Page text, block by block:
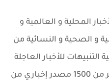
المحلية و العالمية و
و الصحية و النسائية من
للأخبار العاجلة
حيث يمكنك من أن تتابع أكثر من 1500 مصدر إخباري من